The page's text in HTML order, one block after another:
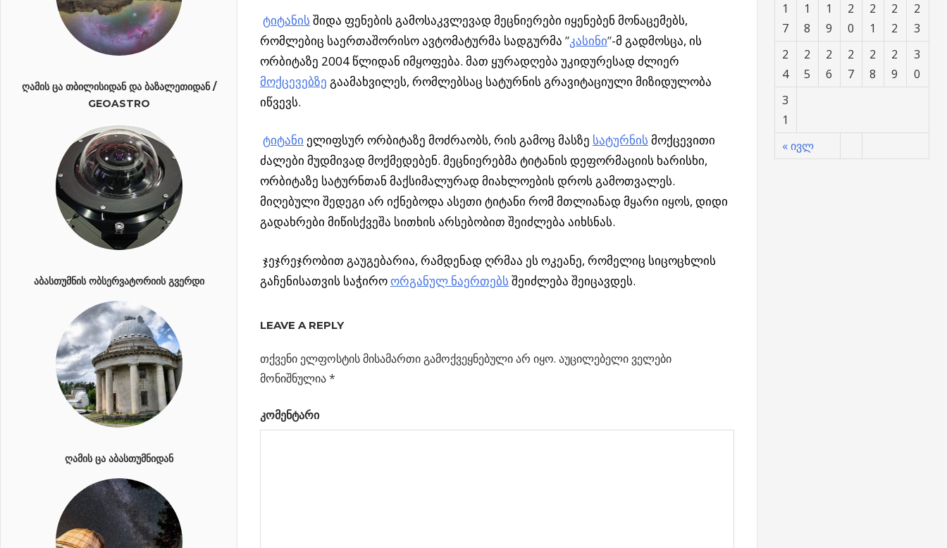
ტიტანის შიდა ფენების გამოსაკვლევად მეცნიერები იყენებენ მონაცემებს,
რომლებიც საერთაშორისო ავტომატურმა სადგურმა ”კასინი”-მ გადმოსცა, ის
ორბიტაზე 2004 წლიდან იმყოფება. მათ ყურადღება უკიდურესად ძლიერ
მოქცევებზე გაამახვილეს, რომლებსაც სატურნის გრავიტაციული მიზიდულობა
იწვევს.
ტიტანი ელიფსურ ორბიტაზე მოძრაობს, რის გამოც მასზე სატურნის მოქცევითი
ძალები მუდმივად მოქმედებენ. მეცნიერებმა ტიტანის დეფორმაციის ხარისხი,
ორბიტაზე სატურნთან მაქსიმალურად მიახლოების დროს გამოთვალეს.
მიღებული შედეგი არ იქნებოდა ასეთი ტიტანი რომ მთლიანად მყარი იყოს, დიდი
გადახრები მიწისქვეშა სითხის არსებობით შეიძლება აიხსნას.
ჯეჯრეჯრობით გაუგებარია, რამდენად ღრმაა ეს ოკეანე, რომელიც სიცოცხლის
გაჩენისათვის საჭიროორგანულ ნაერთებს შეიძლება შეიცავდეს.
პოსტის
ნავიგაცია
Previous
Post:
კერძო
ორბიტალური
საშიშ
LEAVE A REPLY
თქვენი ელფოსტის მისამართი გამოქვეყნებული არ იყო. აუცილებელი ველები
მონიშნულია*
კომენტარი
ᲦᲐᲛᲘᲡ ᲪᲐ ᲗᲑᲘᲚᲘᲡᲘᲓᲐᲜ ᲓᲐ ᲑᲐᲖᲐᲚᲔᲗᲘᲓᲐᲜ /
GEOASTRO
ᲐᲑᲐᲡᲗᲣᲛᲜᲘᲡ ᲝᲑᲡᲔᲠᲕᲐᲢᲝᲠᲘᲘᲡ ᲒᲕᲔᲠᲓᲘ
ᲦᲐᲛᲘᲡ ᲪᲐ ᲐᲑᲐᲡᲗᲣᲛᲜᲘᲓᲐᲜ
« ივლ
1
7
1
8
1
9
2
0
2
1
2
2
2
3
2
4
2
5
2
6
2
7
2
8
2
9
3
0
3
1